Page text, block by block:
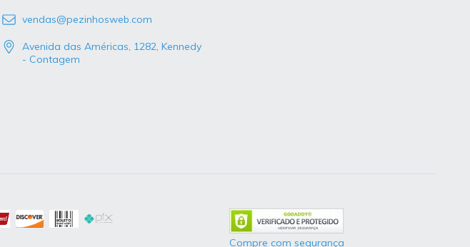
vendas@pezinhosweb.com
Avenida das Américas, 1282, Kennedy
- Contagem
Compre com segurança